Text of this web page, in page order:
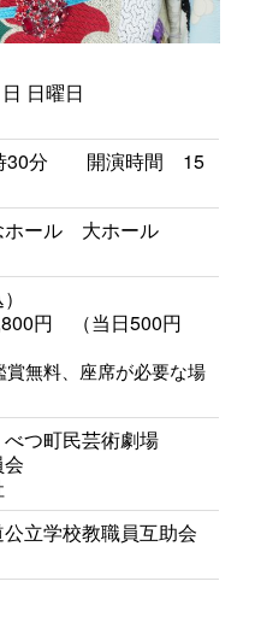
日曜日
30分 開演時間 15
ホール 大ホール
円 （当日500円
無料、座席が必要な場
つ町民芸術劇場
公立学校教職員互助会